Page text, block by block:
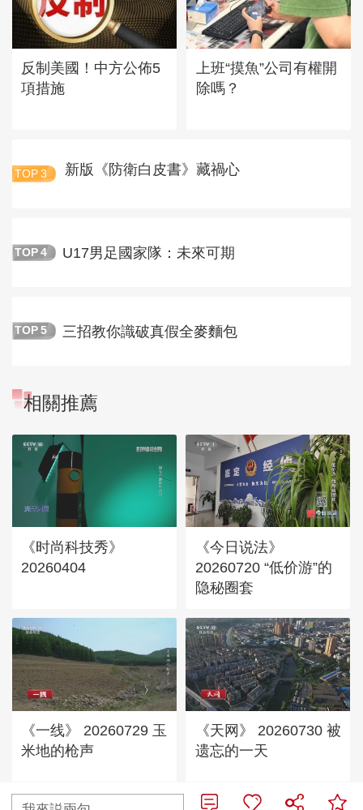
反制美國！中方公佈5
項措施
上班“摸魚”公司有權開
除嗎？
TOP 3 新版《防衛白皮書》藏禍心
TOP 4 U17男足國家隊：未來可期
TOP 5 三招教你識破真假全麥麵包
相關推薦
《时尚科技秀》
20260404
《今日说法》
20260720 “低价游”的
隐秘圈套
《一线》 20260729 玉
米地的枪声
《天网》 20260730 被
遗忘的一天